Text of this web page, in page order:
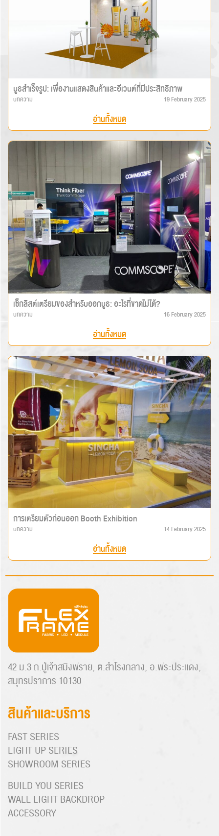
บูธสำเร็จรูป: เพื่องานแสดงสินค้าและอีเวนต์ที่มีประสิทธิภาพ
บทความ 19 February 2025
อ่านทั้งหมด
เช็กลิสต์เตรียมของสำหรับออกบูธ: อะไรที่ขาดไม่ได้?
บทความ 16 February 2025
อ่านทั้งหมด
การเตรียมตัวก่อนออก Booth Exhibition
บทความ 14 February 2025
อ่านทั้งหมด
42 ม.3 ถ.ปู่เจ้าสมิงพราย, ต.สำโรงกลาง, อ.พระประแดง,
สมุทรปราการ 10130
สินค้าและบริการ
FAST SERIES
LIGHT UP SERIES
SHOWROOM SERIES
BUILD YOU SERIES
WALL LIGHT BACKDROP
ACCESSORY